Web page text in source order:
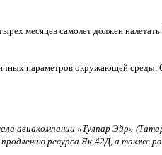
месяцев самолет должен
параметров окружающей среды.
авиакомпании «Тулпар Эйр»
ресурса Як-42Д, а также